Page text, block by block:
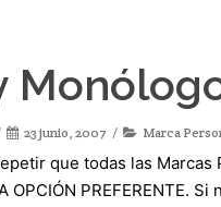
23 junio, 2007 Marca
que todas las
OPCIÓN PREFERENTE.